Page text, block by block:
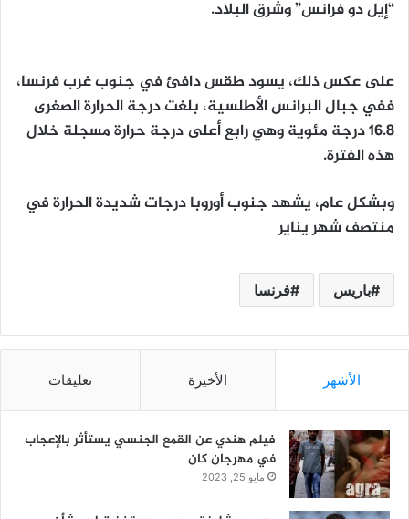
“إيل دو فرانس” وشرق البلاد.
على عكس ذلك، يسود طقس دافئ في جنوب غرب فرنسا،
ففي جبال البرانس الأطلسية، بلغت درجة الحرارة الصغرى
16.8 درجة مئوية وهي رابع أعلى درجة حرارة مسجلة خلال
هذه الفترة.
وبشكل عام، يشهد جنوب أوروبا درجات شديدة الحرارة في
منتصف شهر يناير
باريس فرنسا
الأشهر الأخيرة تعليقات
فيلم هندي عن القمع الجنسي يستأثر بالإعجاب
في مهرجان كان
مايو 25, 2023